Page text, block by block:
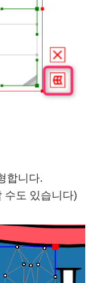
합니다.
수도 있습니다)